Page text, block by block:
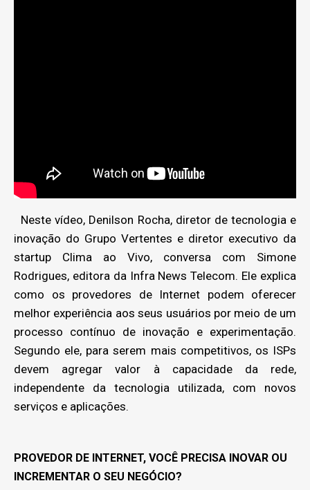
Neste vídeo, Denilson Rocha, diretor de tecnologia e
inovação do Grupo Vertentes e diretor executivo da
startup Clima ao Vivo, conversa com Simone
Rodrigues, editora da Infra News Telecom. Ele explica
como os provedores de Internet podem oferecer
melhor experiência aos seus usuários por meio de um
processo contínuo de inovação e experimentação.
Segundo ele, para serem mais competitivos, os ISPs
devem agregar valor à capacidade da rede,
independente da tecnologia utilizada, com novos
serviços e aplicações.
PROVEDOR DE INTERNET, VOCÊ PRECISA INOVAR OU
INCREMENTAR O SEU NEGÓCIO?